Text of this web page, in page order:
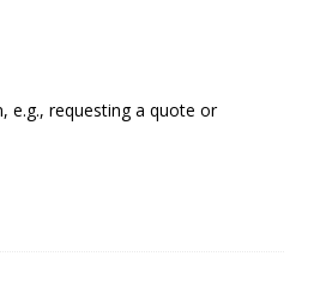
e.g., requesting a quote or